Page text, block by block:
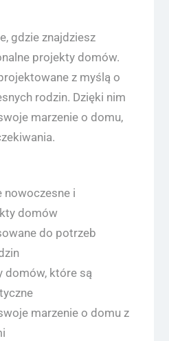
gdzie znajdziesz
projekty domów.
z myślą o
rodzin. Dzięki nim
marzenie o domu,
nowoczesne i
domów
do potrzeb
domów, które są
marzenie o domu z